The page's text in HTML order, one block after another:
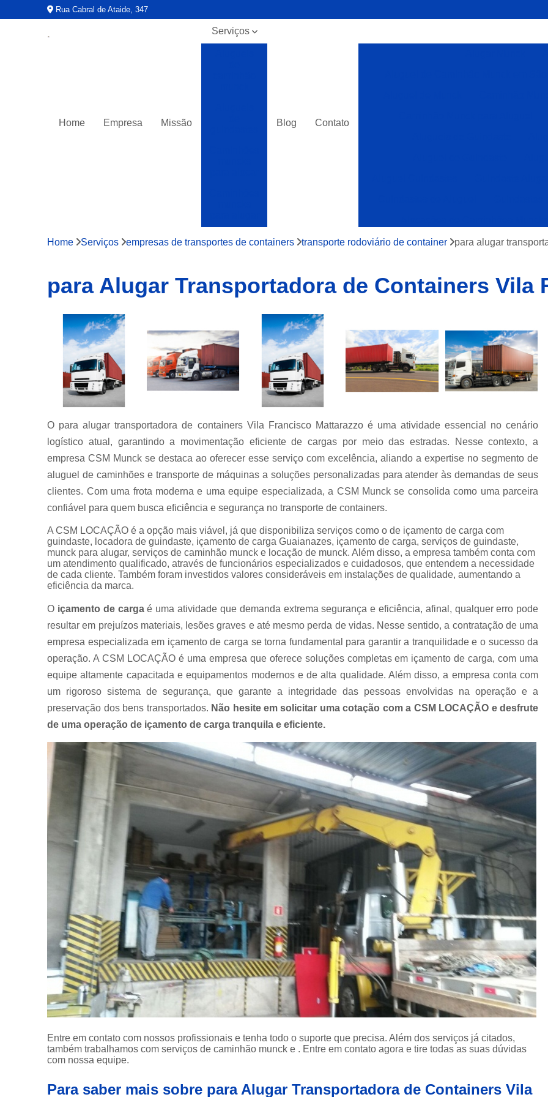
Rua Cabral de Ataide, 347
Home Empresa Missão
Serviços
Caminhões
muncks
de
transporte
Empresas
transportes
de
containers
de carga
Locação de
Locação de
munck
Locações
de
caminhão
munck
Muncks
para alugar
Munk para
alugar
locar
com
caminhão
containers
Transportes
máquinas
Blog Contato
Caminhões com Munck para Alocar
Caminhões Muncks de Alocação
Caminhões com Muncks para Alugueis
Caminhões Muncks de
Caminhões Tipo Munck para
Caminhões com Munck para
Caminhões com Muncks para
Caminhões Muncks de
Caminhões Tipo Munck para
Locações de Caminhões
Empresa de Carreta para Transporte de
Empresa de Transportadora Containers
Empresa de Transporte Rodoviário de
Empresa de Transportes
Empresa Transportadora de Container
Carreta para Transporte de
Transportadora
Transporte Containers
Transporte de
Transportes Container
Içamento com Caminhão Munck
Içamento de Carga com
Içamento de Carga em Obras
Içamento de Carga Pesada
Movimentação de Carga
Serviço de
Locação de Guindaste
Locação de Guindaste com Operador
Locação de Guindaste para
Locação Guindaste Hidráulico
Serviço de Locação de
Aluguel de Guindaste
Locação de
Locação de
Locação de Guindaste Articulado
Locação de Munck para Transporte
Home Serviços empresas de transportes de containers transporte rodoviário de container para alugar
para Alugar Transportadora de Containers Vila
O para alugar transportadora de containers Vila Francisco Mattarazzo é uma atividade essencial no cenário
logístico atual, garantindo a movimentação eficiente de cargas por meio das estradas. Nesse contexto, a
empresa CSM Munck se destaca ao oferecer esse serviço com excelência, aliando a expertise no segmento de
aluguel de caminhões e transporte de máquinas a soluções personalizadas para atender às demandas de seus
clientes. Com uma frota moderna e uma equipe especializada, a CSM Munck se consolida como uma parceira
confiável para quem busca eficiência e segurança no transporte de containers.
A CSM LOCAÇÃO é a opção mais viável, já que disponibiliza serviços como o de içamento de carga com
guindaste, locadora de guindaste, içamento de carga Guaianazes, içamento de carga, serviços de guindaste,
munck para alugar, serviços de caminhão munck e locação de munck. Além disso, a empresa também conta com
um atendimento qualificado, através de funcionários especializados e cuidadosos, que entendem a necessidade
de cada cliente. Também foram investidos valores consideráveis em instalações de qualidade, aumentando a
eficiência da marca.
O içamento de cargaé uma atividade que demanda extrema segurança e eficiência, afinal, qualquer erro pode
resultar em prejuízos materiais, lesões graves e até mesmo perda de vidas. Nesse sentido, a contratação de uma
empresa especializada em içamento de carga se torna fundamental para garantir a tranquilidade e o sucesso da
operação. A CSM LOCAÇÃO é uma empresa que oferece soluções completas em içamento de carga, com uma
equipe altamente capacitada e equipamentos modernos e de alta qualidade. Além disso, a empresa conta com
um rigoroso sistema de segurança, que garante a integridade das pessoas envolvidas na operação e a
preservação dos bens transportados. Não hesite em solicitar uma cotação com a CSM LOCAÇÃO e desfrute
de uma operação de içamento de carga tranquila e eficiente.
Entre em contato com nossos profissionais e tenha todo o suporte que precisa. Além dos serviços já citados,
também trabalhamos com serviços de caminhão munck e . Entre em contato agora e tire todas as suas dúvidas
com nossa equipe.
Para saber mais sobre para Alugar Transportadora de Containers Vila